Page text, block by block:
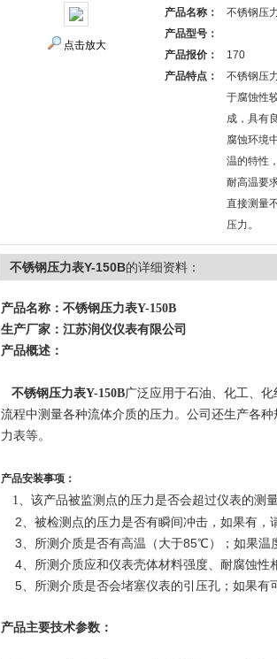
点击放大
产品名称：
不锈钢压
产品型号：
产品报价：
170
产品特点：
不锈钢压
于腐蚀性
成，具有
腐蚀环境
温的特性
耐高温要
直接测量
压力。
不锈钢压力表Y-150B的详细资料：
产品名称：不锈钢压力表Y-150B
生产厂家：江苏润仪仪表有限公司
产品概述：
不锈钢压力表Y-150B广泛应用于石油、化工、
流程中测量各种流体介质的压力。公司还生产各
力表等。
产品安装事项：
1、该产品被监测点的压力是否会超过仪表的测
2、被检测点的压力是否有瞬间冲击，如果有，
3、所测介质是否有高温（大于85℃）；如果温
4、所测介质应和仪表壳体材料强度、耐腐蚀性
5、所测介质是否会堵塞仪表的引压孔；如果有
产品主要技术参数：